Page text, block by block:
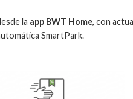
la app BWT Home, con
SmartPark.